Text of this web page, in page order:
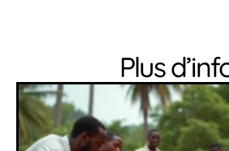
Plus